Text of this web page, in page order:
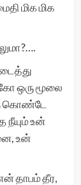
மிக மிக
ஒரு மூலை
கொண்டே
நீயும் உன்
உன்
தாபம் தீர,